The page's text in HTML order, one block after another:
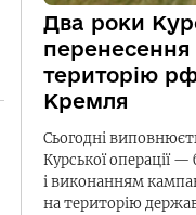
Два роки
перенесення
територію
Кремля
Сьогодні
Курської операції
і виконанням
на територію